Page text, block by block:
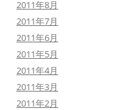
2011年8月
2011年7月
2011年6月
2011年5月
2011年4月
2011年3月
2011年2月